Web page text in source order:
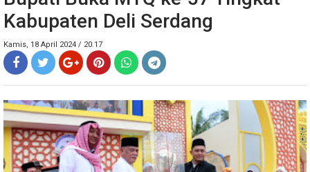
Kabupaten Deli Serdang
Kamis, 18 April 2024 / 20.17